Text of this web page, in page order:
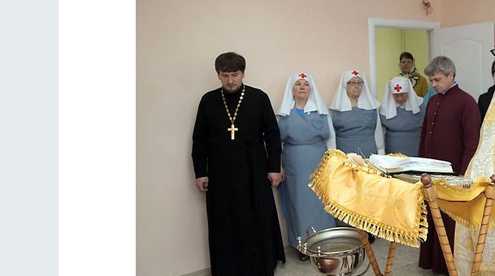
Фредерика де Грааф Как найти своё место в жизни
Кирилл Мурышев